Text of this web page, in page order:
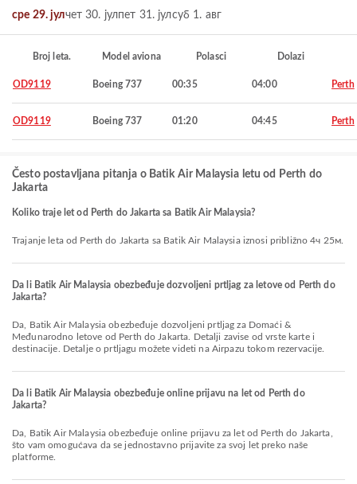
сре 29. јулчет 30. јулпет 31. јулсуб 1. авг
Broj leta. Model aviona Polasci Dolazi
OD9119 Boeing 737 00:35 04:00 Perth
OD9119 Boeing 737 01:20 04:45 Perth
Često postavljana pitanja o Batik Air Malaysia letu od Perth do
Jakarta
Koliko traje let od Perth do Jakarta sa Batik Air Malaysia?
Trajanje leta od Perth do Jakarta sa Batik Air Malaysia iznosi približno 4ч 25м.
Da li Batik Air Malaysia obezbeđuje dozvoljeni prtljag za letove od Perth do
Jakarta?
Da, Batik Air Malaysia obezbeđuje dozvoljeni prtljag za Domaći &
Međunarodno letove od Perth do Jakarta. Detalji zavise od vrste karte i
destinacije. Detalje o prtljagu možete videti na Airpazu tokom rezervacije.
Da li Batik Air Malaysia obezbeđuje online prijavu na let od Perth do
Jakarta?
Da, Batik Air Malaysia obezbeđuje online prijavu za let od Perth do Jakarta,
što vam omogućava da se jednostavno prijavite za svoj let preko naše
platforme.